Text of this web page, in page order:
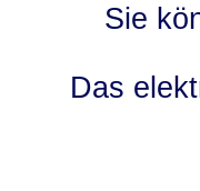
Sie
Das